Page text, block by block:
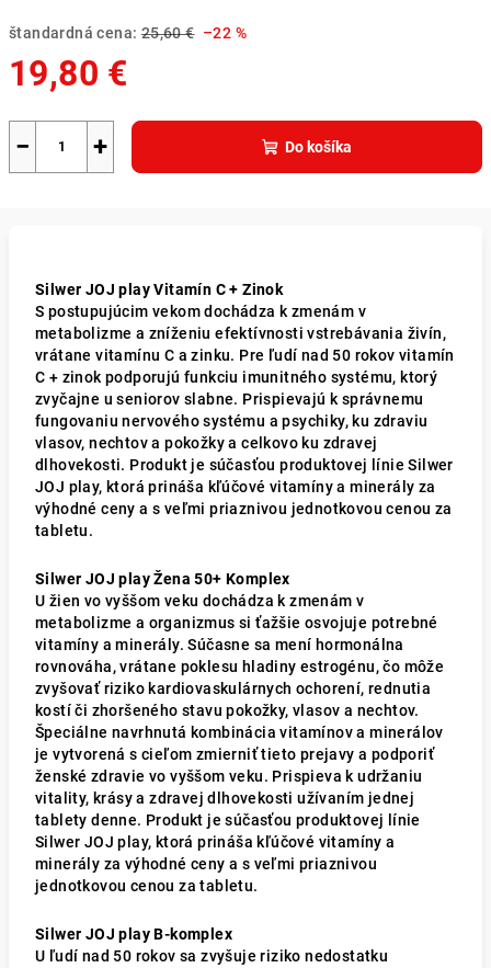
štandardná cena: 25,60 € –22 %
19,80 €
+
− Do košíka
Silwer JOJ play Vitamín C + Zinok
S postupujúcim vekom dochádza k zmenám v
metabolizme a zníženiu efektívnosti vstrebávania živín,
vrátane vitamínu C a zinku. Pre ľudí nad 50 rokov vitamín
C + zinok podporujú funkciu imunitného systému, ktorý
zvyčajne u seniorov slabne. Prispievajú k správnemu
fungovaniu nervového systému a psychiky, ku zdraviu
vlasov, nechtov a pokožky a celkovo ku zdravej
dlhovekosti. Produkt je súčasťou produktovej línie Silwer
JOJ play, ktorá prináša kľúčové vitamíny a minerály za
výhodné ceny a s veľmi priaznivou jednotkovou cenou za
tabletu.
Silwer JOJ play Žena 50+ Komplex
U žien vo vyššom veku dochádza k zmenám v
metabolizme a organizmus si ťažšie osvojuje potrebné
vitamíny a minerály. Súčasne sa mení hormonálna
rovnováha, vrátane poklesu hladiny estrogénu, čo môže
zvyšovať riziko kardiovaskulárnych ochorení, rednutia
kostí či zhoršeného stavu pokožky, vlasov a nechtov.
Špeciálne navrhnutá kombinácia vitamínov a minerálov
je vytvorená s cieľom zmierniť tieto prejavy a podporiť
ženské zdravie vo vyššom veku. Prispieva k udržaniu
vitality, krásy a zdravej dlhovekosti užívaním jednej
tablety denne. Produkt je súčasťou produktovej línie
Silwer JOJ play, ktorá prináša kľúčové vitamíny a
minerály za výhodné ceny a s veľmi priaznivou
jednotkovou cenou za tabletu.
Silwer JOJ play B-komplex
U ľudí nad 50 rokov sa zvyšuje riziko nedostatku